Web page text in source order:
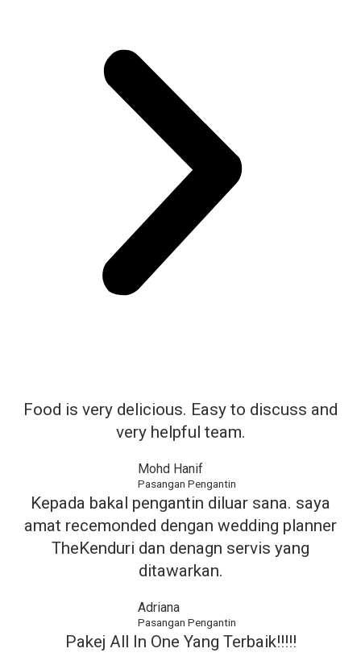
Food is very delicious. Easy to discuss and
very helpful team.
Mohd Hanif
Pasangan Pengantin​
Kepada bakal pengantin diluar sana. saya
amat recemonded dengan wedding planner
TheKenduri dan denagn servis yang
ditawarkan.
Adriana
Pasangan Pengantin
Pakej All In One Yang Terbaik!!!!!